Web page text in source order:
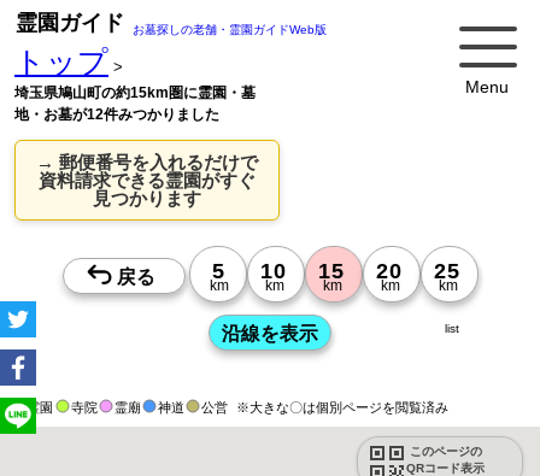
Menu
霊園ガイド お墓探しの老舗・霊園ガイドWeb版
トップ >
埼玉県鳩山町の約15km圏に霊園・墓
地・お墓が12件みつかりました
→ 郵便番号を入れるだけで
資料請求できる霊園がすぐ
見つかります
霊園 寺院 霊廟 神道 公営 ※大きな〇は個別ページを閲覧済み
このページの
QRコード表示
list